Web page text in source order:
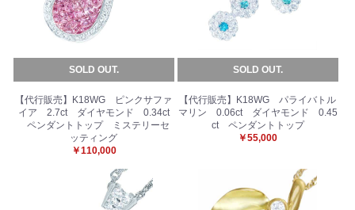
SOLD OUT.
【代行販売】K18WG ピンクサファ
イア 2.7ct ダイヤモンド 0.34ct
ペンダントトップ ミステリーセ
ッティング
￥110,000
SOLD OUT.
【代行販売】K18WG パライバトル
マリン 0.06ct ダイヤモンド 0.45
ct ペンダントトップ
￥55,000